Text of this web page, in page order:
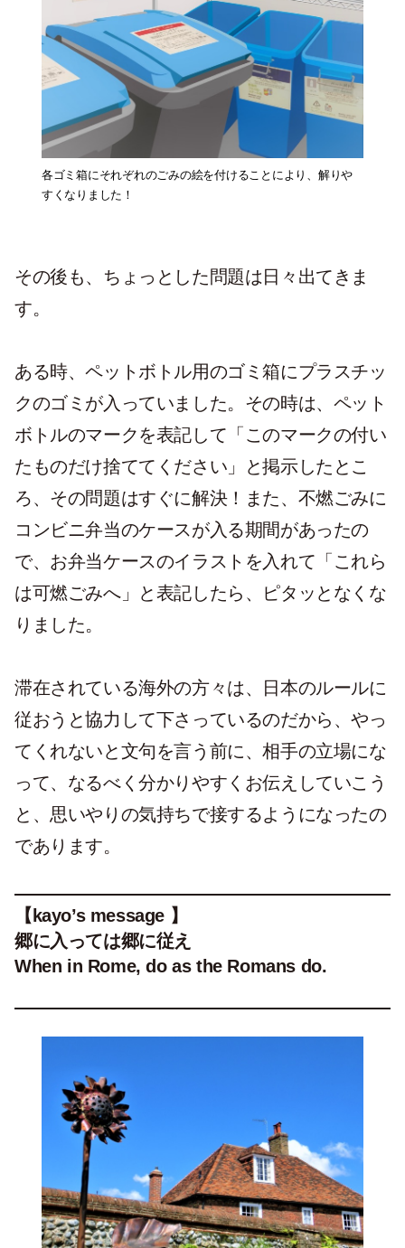
各ゴミ箱にそれぞれのごみの絵を付けることにより、解りや
すくなりました！
その後も、ちょっとした問題は日々出てきま
す。
ある時、ペットボトル用のゴミ箱にプラスチッ
クのゴミが入っていました。その時は、ペット
ボトルのマークを表記して「このマークの付い
たものだけ捨ててください」と掲示したとこ
ろ、その問題はすぐに解決！また、不燃ごみに
コンビニ弁当のケースが入る期間があったの
で、お弁当ケースのイラストを入れて「これら
は可燃ごみへ」と表記したら、ピタッとなくな
りました。
滞在されている海外の方々は、日本のルールに
従おうと協力して下さっているのだから、やっ
てくれないと文句を言う前に、相手の立場にな
って、なるべく分かりやすくお伝えしていこう
と、思いやりの気持ちで接するようになったの
であります。
【kayo’s message 】
郷に入っては郷に従え
When in Rome, do as the Romans do.